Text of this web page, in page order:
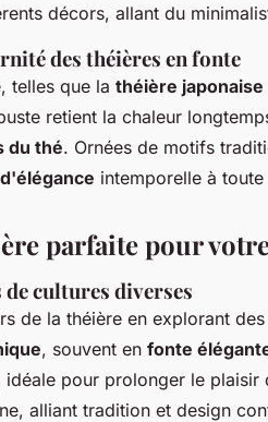
décors, allant du
des théières en fonte
telles que la théière japonaise
retient la chaleur
du thé. Ornées de motifs
intemporelle à
parfaite pour
cultures diverses
de la théière en explorant
, souvent en fonte
idéale pour prolonger le
alliant tradition et design